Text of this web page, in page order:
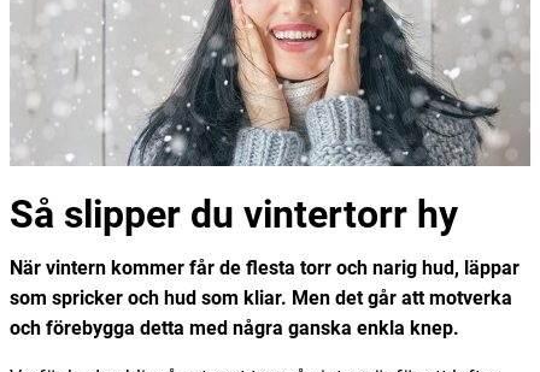
Så slipper du vintertorr hy
När vintern kommer får de flesta torr och narig hud, läppar
som spricker och hud som kliar. Men det går att motverka
och förebygga detta med några ganska enkla knep.